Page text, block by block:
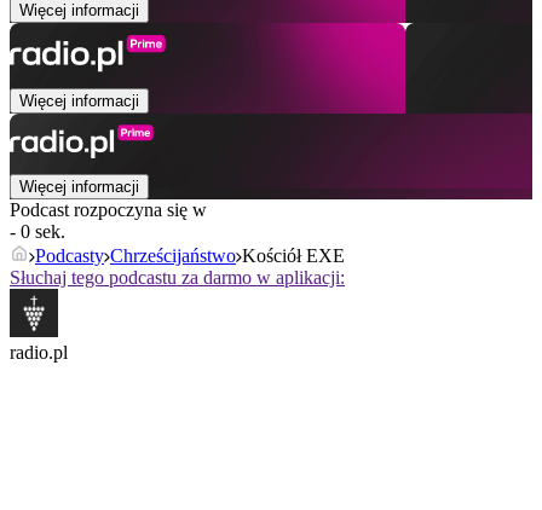
Więcej informacji
Więcej informacji
Więcej informacji
Podcast rozpoczyna się w
- 0 sek.
Podcasty Chrześcijaństwo Kościół EXE
Słuchaj tego podcastu za darmo w aplikacji:
radio.pl